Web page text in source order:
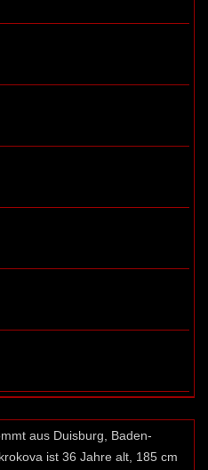
aus Duisburg, Baden-
ist 36 Jahre alt, 185 cm